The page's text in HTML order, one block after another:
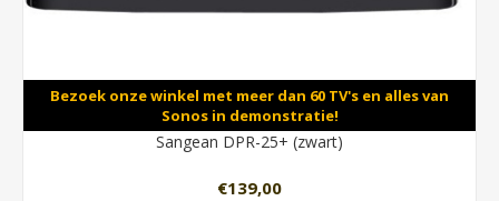
Bezoek onze winkel met meer dan 60 TV's en alles van
Sonos in demonstratie!
Sangean DPR-25+ (zwart)
€139,00